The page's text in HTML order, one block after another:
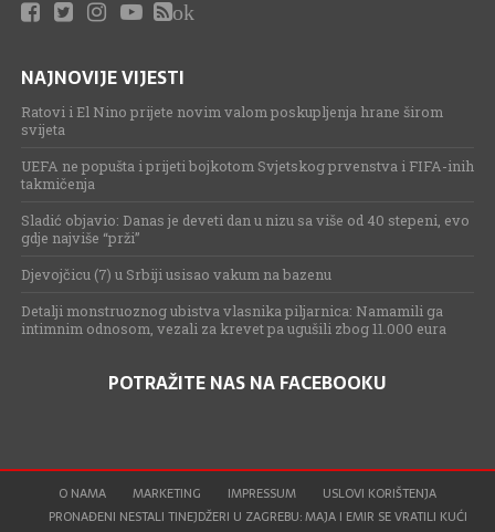
ok
NAJNOVIJE VIJESTI
Ratovi i El Nino prijete novim valom poskupljenja hrane širom
svijeta
UEFA ne popušta i prijeti bojkotom Svjetskog prvenstva i FIFA-inih
takmičenja
Sladić objavio: Danas je deveti dan u nizu sa više od 40 stepeni, evo
gdje najviše “prži”
Djevojčicu (7) u Srbiji usisao vakum na bazenu
Detalji monstruoznog ubistva vlasnika piljarnica: Namamili ga
intimnim odnosom, vezali za krevet pa ugušili zbog 11.000 eura
POTRAŽITE NAS NA FACEBOOKU
O NAMA MARKETING IMPRESSUM
USLOVI KORIŠTENJA
PRONAĐENI NESTALI TINEJDŽERI U ZAGREBU: MAJA I EMIR SE VRATILI KUĆI